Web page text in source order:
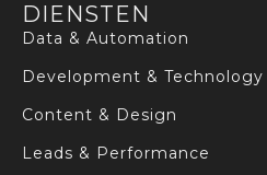
DIENSTEN
Data & Automation
Development & Technology
Content & Design
Leads & Performance